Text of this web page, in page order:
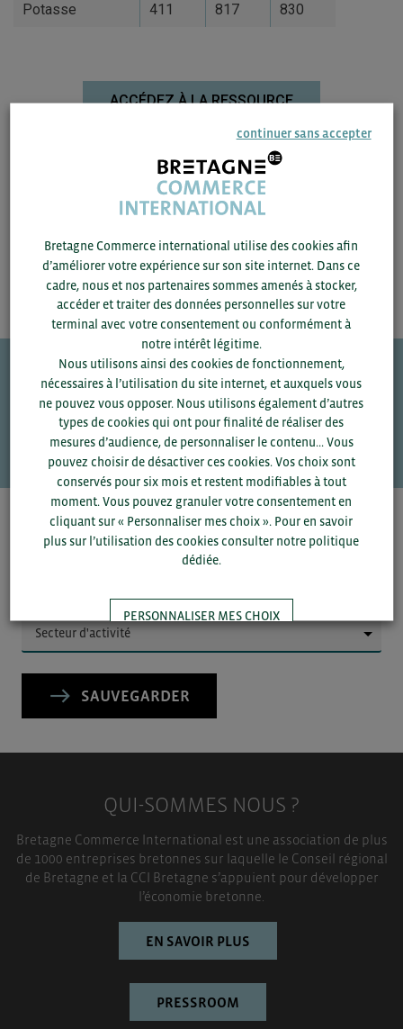
Potasse 411 817 830
ACCÉDEZ À LA RESSOURCE
Consultez l’article de Radio Canada de mars 2022 sur
la volatilité des prix des intrants et fertilisants
Une question ?
VOS CONTACTS
Pour voir les contacts, merci de renseigner votre
département et votre secteurou connectez-vous.
SAUVEGARDER
QUI-SOMMES NOUS ?
Bretagne Commerce International est une association de plus
de 1000 entreprises bretonnes sur laquelle le Conseil régional
de Bretagne et la CCI Bretagne s’appuient pour développer
l’économie bretonne.
EN SAVOIR PLUS
PRESSROOM
continuer sans accepter
Bretagne Commerce international utilise des cookies afin
d’améliorer votre expérience sur son site internet. Dans ce
cadre, nous et nos partenaires sommes amenés à stocker,
accéder et traiter des données personnelles sur votre
terminal avec votre consentement ou conformément à
notre intérêt légitime.
Nous utilisons ainsi des cookies de fonctionnement,
nécessaires à l’utilisation du site internet, et auxquels vous
ne pouvez vous opposer. Nous utilisons également d’autres
types de cookies qui ont pour finalité de réaliser des
mesures d’audience, de personnaliser le contenu... Vous
pouvez choisir de désactiver ces cookies. Vos choix sont
conservés pour six mois et restent modifiables à tout
moment. Vous pouvez granuler votre consentement en
cliquant sur « Personnaliser mes choix ». Pour en savoir
plus sur l’utilisation des cookies consulter notre politique
dédiée.
PERSONNALISER MES CHOIX
TOUT ACCEPTER